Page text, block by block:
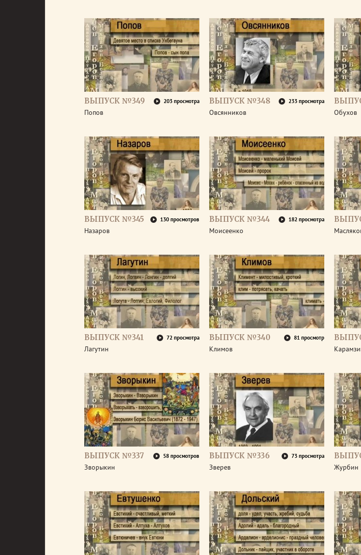
ВЫПУСК №349 203 просмотра
Попов
ВЫПУСК №348 233 просмотра
Овсянников Обухов
ВЫПУСК №345 130 просмотров
Назаров
ВЫПУСК №344 182 просмотра
Моисеенко
ВЫПУСК №341 72 просмотра
Лагутин
ВЫПУСК №340 81 просмотр
Климов
ВЫПУСК №337 58 просмотров
Зворыкин
ВЫПУСК №336 73 просмотра
Зверев Журбин